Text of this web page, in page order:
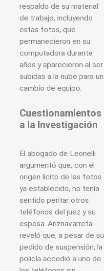
respaldo de su material
de trabajo, incluyendo
estas fotos, que
permanecieron en su
computadora durante
años y aparecieron al ser
subidas a la nube para un
cambio de equipo.
Cuestionamientos
a la Investigación
El abogado de Leonelli
argumentó que, con el
origen lícito de las fotos
ya establecido, no tenía
sentido peritar otros
teléfonos del juez y su
esposa. Ariznavarreta
reveló que, a pesar de su
pedido de suspensión, la
policía accedió a uno de